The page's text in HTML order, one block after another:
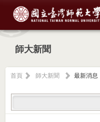
師大新聞
首頁 師大新聞
最新消息